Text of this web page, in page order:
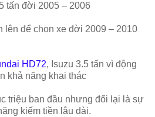
tấn đời 2005 – 2006
lên để chọn xe đời 2009 – 2010
HD72, Isuzu 3.5 tấn vì động
khả năng khai thác
triệu ban đầu nhưng đổi lại là sự
kiếm tiền lâu dài.